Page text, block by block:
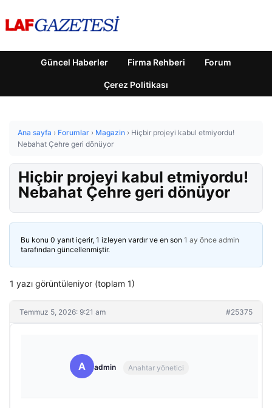
Güncel Haberler Firma Rehberi Forum
Çerez Politikası
Ana sayfa › Forumlar › Magazin › Hiçbir projeyi kabul etmiyordu!
Nebahat Çehre geri dönüyor
Hiçbir projeyi kabul etmiyordu!
Nebahat Çehre geri dönüyor
Bu konu 0 yanıt içerir, 1 izleyen vardır ve en son 1 ay önce admin
tarafından güncellenmiştir.
1 yazı görüntüleniyor (toplam 1)
Temmuz 5, 2026: 9:21 am #25375
A admin Anahtar yönetici